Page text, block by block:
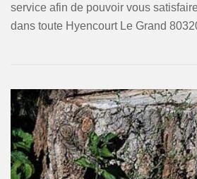
service afin de pouvoir vous
dans toute Hyencourt Le Grand